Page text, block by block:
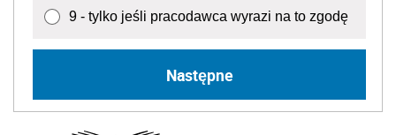
9 - tylko jeśli pracodawca wyrazi na to zgodę
Następne